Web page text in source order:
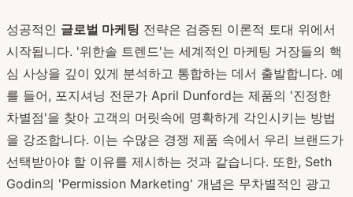
성공적인 글로벌 마케팅 전략은 검증된 이론적 토대 위에서
시작됩니다. '위한솔 트렌드'는 세계적인 마케팅 거장들의 핵
심 사상을 깊이 있게 분석하고 통합하는 데서 출발합니다. 예
를 들어, 포지셔닝 전문가 April Dunford는 제품의 '진정한
차별점'을 찾아 고객의 머릿속에 명확하게 각인시키는 방법
을 강조합니다. 이는 수많은 경쟁 제품 속에서 우리 브랜드가
선택받아야 할 이유를 제시하는 것과 같습니다. 또한, Seth
Godin의 'Permission Marketing' 개념은 무차별적인 광고